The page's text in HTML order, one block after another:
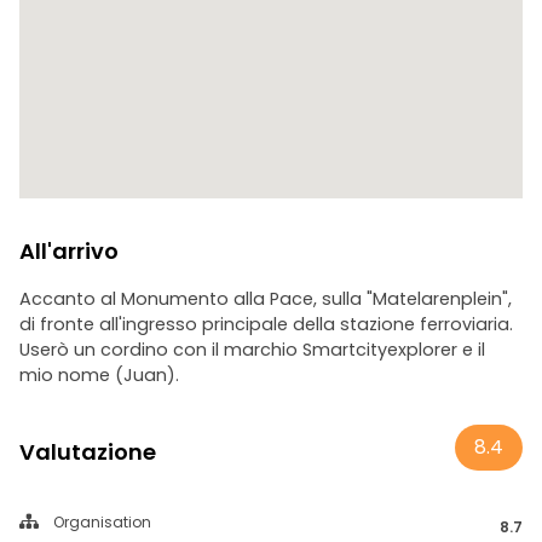
All'arrivo
Accanto al Monumento alla Pace, sulla "Matelarenplein",
di fronte all'ingresso principale della stazione ferroviaria.
Userò un cordino con il marchio Smartcityexplorer e il
mio nome (Juan).
Valutazione 8.4
Organisation 8.7